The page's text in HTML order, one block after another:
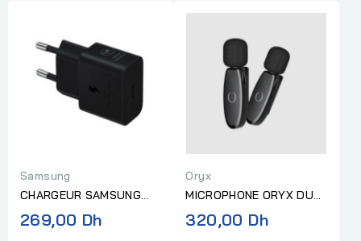
Samsung
CHARGEUR SAMSUNG
25W C-TO-C AVEC
CABLE NOIR
269,00 Dh
Oryx
MICROPHONE ORYX DUO
TYPE LIGHTNING
320,00 Dh